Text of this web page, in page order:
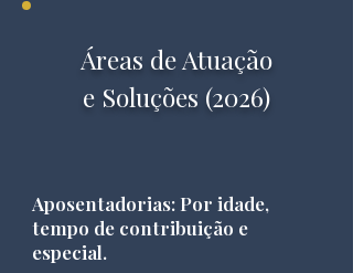
Áreas de Atuação
e Soluções (2026)
Aposentadorias: Por idade,
tempo de contribuição e
especial.